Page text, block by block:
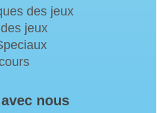
des jeux
jeux
nous